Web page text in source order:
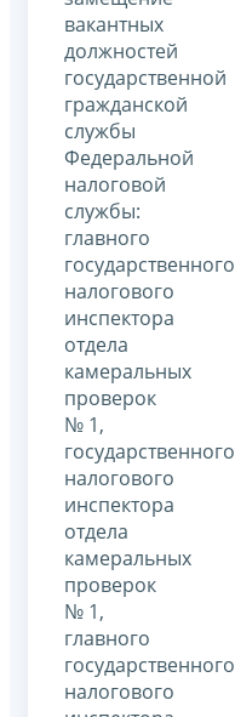
вакантных
должностей
государственной
гражданской
службы
Федеральной
налоговой
службы:
главного
государственного
налогового
инспектора
отдела
камеральных
проверок
№ 1,
государственного
налогового
инспектора
отдела
камеральных
проверок
№ 1,
главного
государственного
налогового